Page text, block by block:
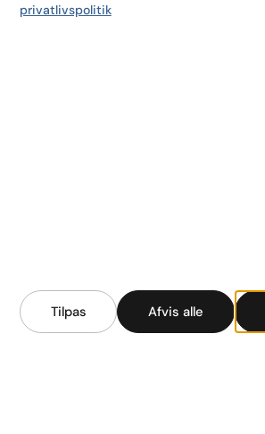
5500 Middelfart
+45 26 49 79 13
privatlivspolitik
Tilpas Afvis alle